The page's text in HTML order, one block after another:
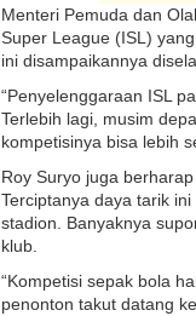
Menteri Pemuda dan
Super League (ISL)
ini disampaikannya
“Penyelenggaraan ISL
Terlebih lagi, musim
kompetisinya bisa lebih
Roy Suryo juga
Terciptanya daya tarik
stadion. Banyaknya
klub.
“Kompetisi sepak bola
penonton takut datang